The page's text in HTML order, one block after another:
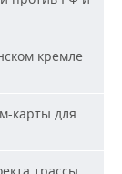
кремле
карты для